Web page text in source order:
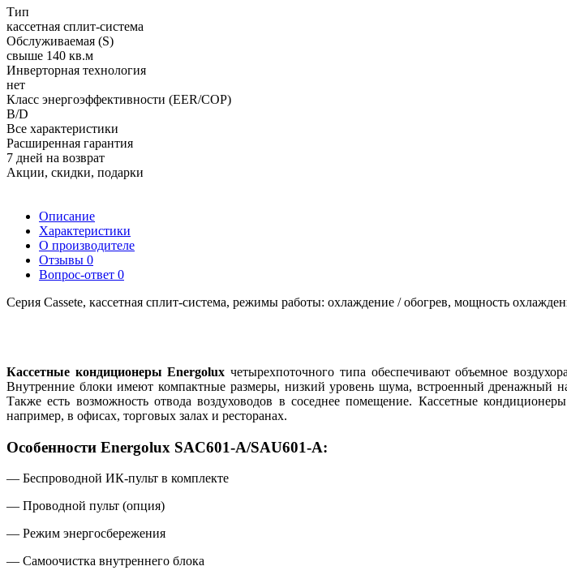
Тип
кассетная сплит-система
Обслуживаемая (S)
свыше 140 кв.м
Инверторная технология
нет
Класс энергоэффективности (EER/COP)
B/D
Все характеристики
Расширенная гарантия
7 дней на возврат
Акции, скидки, подарки
Описание
Характеристики
О производителе
Отзывы 0
Вопрос-ответ 0
Серия Cassete, кассетная сплит-система, режимы работы: охлаждение / обогрев, мощность
Кассетные кондиционеры Energolux четырехпоточного типа обеспечивают объемное
Внутренние блоки имеют компактные размеры, низкий уровень шума, встроенный дренажный
Также есть возможность отвода воздуховодов в соседнее помещение. Кассетные
например, в офисах, торговых залах и ресторанах.
Особенности Energolux SAC601-A/SAU601-A:
— Беспроводной ИК-пульт в комплекте
— Проводной пульт (опция)
— Режим энергосбережения
— Самоочистка внутреннего блока